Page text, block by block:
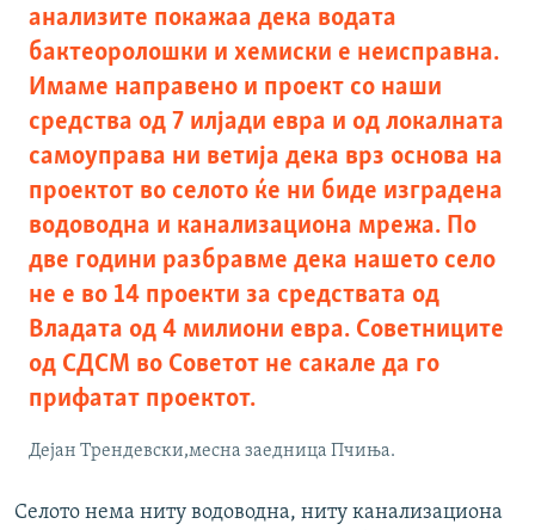
анализите покажаа дека водата
бактеоролошки и хемиски е неисправна.
Имаме направено и проект со наши
средства од 7 илјади евра и од локалната
самоуправа ни ветија дека врз основа на
проектот во селото ќе ни биде изградена
водоводна и канализациона мрежа. По
две години разбравме дека нашето село
не е во 14 проекти за средствата од
Владата од 4 милиони евра. Советниците
од СДСМ во Советот не сакале да го
прифатат проектот.
Дејан Трендевски,месна заедница Пчиња.
Селото нема ниту водоводна, ниту канализациона